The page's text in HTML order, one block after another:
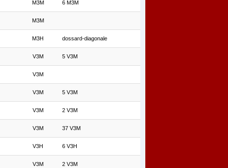
M3M 6 M3M
M3M
M3H dossard-diagonale
V3M 5 V3M
V3M
V3M 5 V3M
V3M 2 V3M
V3M 37 V3M
V3H 6 V3H
V3M 2 V3M